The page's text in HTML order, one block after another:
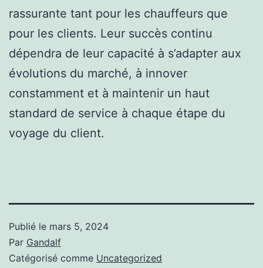
rassurante tant pour les chauffeurs que
pour les clients. Leur succès continu
dépendra de leur capacité à s’adapter aux
évolutions du marché, à innover
constamment et à maintenir un haut
standard de service à chaque étape du
voyage du client.
Publié le mars 5, 2024
Par Gandalf
Catégorisé comme Uncategorized